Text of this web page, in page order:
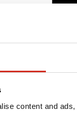
content and